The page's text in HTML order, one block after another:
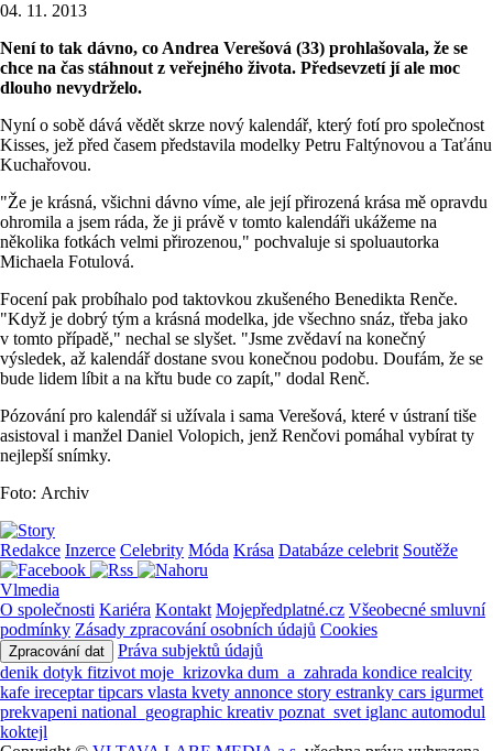
04. 11. 2013
Není to tak dávno, co Andrea Verešová (33) prohlašovala, že se
chce na čas stáhnout z veřejného života. Předsevzetí jí ale moc
dlouho nevydrželo.
Nyní o sobě dává vědět skrze nový kalendář, který fotí pro společnost
Kisses, jež před časem představila modelky Petru Faltýnovou a Taťánu
Kuchařovou.
"Že je krásná, všichni dávno víme, ale její přirozená krása mě opravdu
ohromila a jsem ráda, že ji právě v tomto kalendáři ukážeme na
několika fotkách velmi přirozenou," pochvaluje si spoluautorka
Michaela Fotulová.
Focení pak probíhalo pod taktovkou zkušeného Benedikta Renče.
"Když je dobrý tým a krásná modelka, jde všechno snáz, třeba jako
v tomto případě," nechal se slyšet. "Jsme zvědaví na konečný
výsledek, až kalendář dostane svou konečnou podobu. Doufám, že se
bude lidem líbit a na křtu bude co zapít," dodal Renč.
Pózování pro kalendář si užívala i sama Verešová, které v ústraní tiše
asistoval i manžel Daniel Volopich, jenž Renčovi pomáhal vybírat ty
nejlepší snímky.
Foto: Archiv
Redakce Inzerce Celebrity Móda Krása Databáze celebrit Soutěže
Vlmedia
O společnosti Kariéra Kontakt Mojepředplatné.cz Všeobecné smluvní
podmínky Zásady zpracování osobních údajů Cookies
Zpracování dat
Práva subjektů údajů
denik dotyk fitzivot moje_krizovka dum_a_zahrada kondice realcity
kafe ireceptartipcars vlasta kvety annonce story estranky cars igurmet
prekvapeni national_geographic kreativ poznat_svet iglanc automodul
koktejl